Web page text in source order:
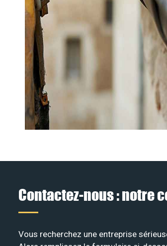
Contactez-nous : notre
Vous recherchez une entreprise